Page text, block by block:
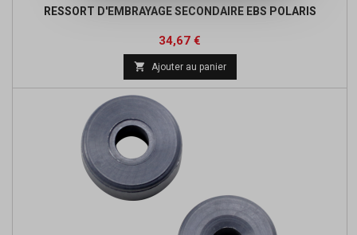
RESSORT D'EMBRAYAGE SECONDAIRE EBS POLARIS
Prix
34,67 €
base
 Ajouter au panier